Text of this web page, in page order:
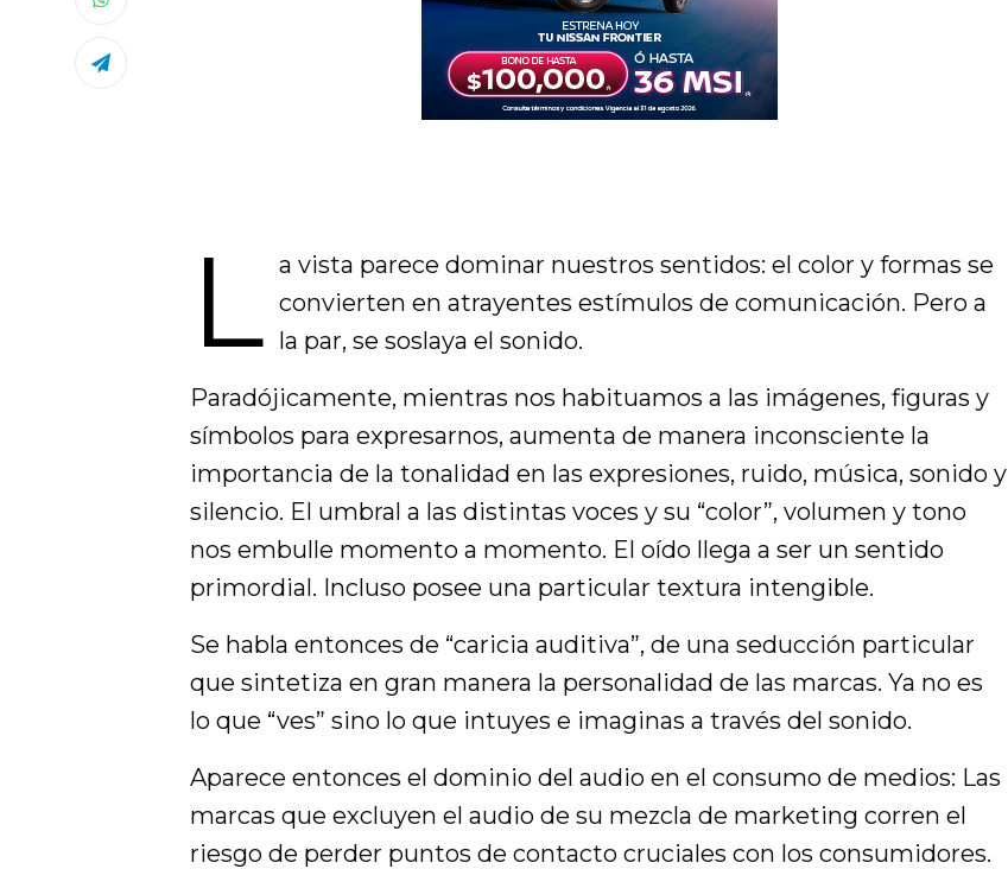
L a vista parece dominar nuestros sentidos: el color y formas se
convierten en atrayentes estímulos de comunicación. Pero a
la par, se soslaya el sonido.
Paradójicamente, mientras nos habituamos a las imágenes, figuras y
símbolos para expresarnos, aumenta de manera inconsciente la
importancia de la tonalidad en las expresiones, ruido, música, sonido y
silencio. El umbral a las distintas voces y su “color”, volumen y tono
nos embulle momento a momento. El oído llega a ser un sentido
primordial. Incluso posee una particular textura intengible.
Se habla entonces de “caricia auditiva”, de una seducción particular
que sintetiza en gran manera la personalidad de las marcas. Ya no es
lo que “ves” sino lo que intuyes e imaginas a través del sonido.
Aparece entonces el dominio del audio en el consumo de medios: Las
marcas que excluyen el audio de su mezcla de marketing corren el
riesgo de perder puntos de contacto cruciales con los consumidores.